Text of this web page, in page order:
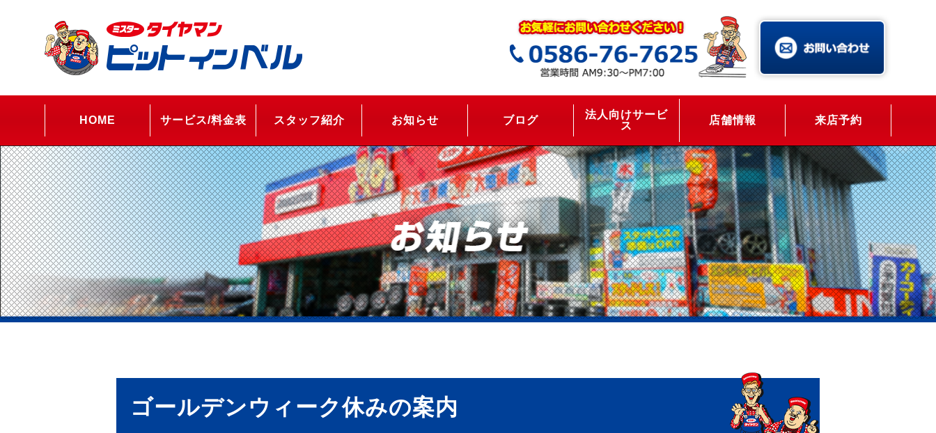
HOME サービス/料金表 スタッフ紹介 お知らせ ブログ
法人向けサービ
ス
店舗情報 来店予約
ゴールデンウィーク休みの案内